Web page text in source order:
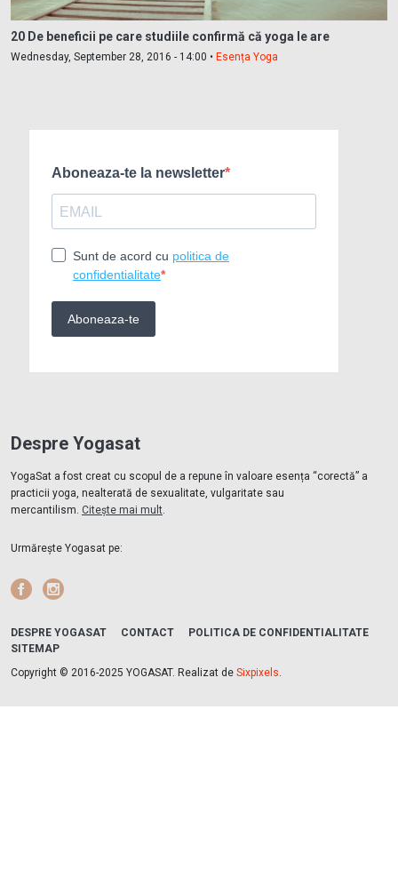
20 De beneficii pe care studiile confirmă că yoga le are
Wednesday, September 28, 2016 - 14:00 • Esența Yoga
Despre Yogasat
YogaSat a fost creat cu scopul de a repune în valoare esența “corectă” a
practicii yoga, nealterată de sexualitate, vulgaritate sau
mercantilism. Citește mai mult.
Urmărește Yogasat pe:
Facebook
DESPRE YOGASAT CONTACT
POLITICA DE CONFIDENTIALITATE
SITEMAP
Copyright © 2016-2025 YOGASAT. Realizat de Sixpixels.